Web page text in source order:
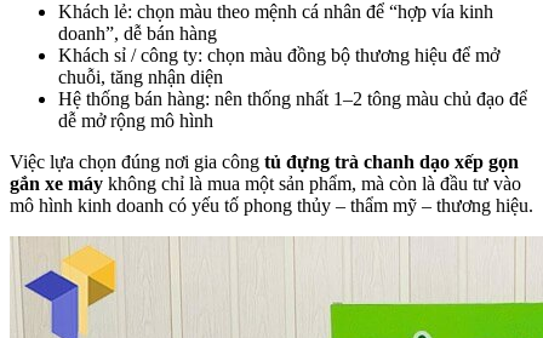
Khách lẻ: chọn màu theo mệnh cá nhân để “hợp vía kinh
doanh”, dễ bán hàng
Khách sỉ / công ty: chọn màu đồng bộ thương hiệu để mở
chuỗi, tăng nhận diện
Hệ thống bán hàng: nên thống nhất 1–2 tông màu chủ đạo để
dễ mở rộng mô hình
Việc lựa chọn đúng nơi gia công tủ đựng trà chanh dạo xếp gọn
gắn xe máy không chỉ là mua một sản phẩm, mà còn là đầu tư vào
mô hình kinh doanh có yếu tố phong thủy – thẩm mỹ – thương hiệu.